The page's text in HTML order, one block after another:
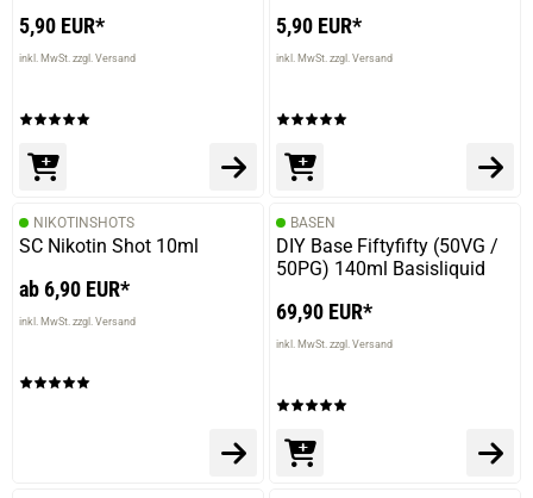
Sehr lecker
18.10.2023 — via
Trustedshops.de
Christian M.
Die Bewertung erfolgte ohne Abgabe eines Kommentars
5,90 EUR*
inkl. MwSt. zzgl. Versand
5,90 EUR*
inkl. MwSt. zzgl. Versand
NIKOTINSHOTS
SC Nikotin Shot 10ml
ab 6,90 EUR*
inkl. MwSt. zzgl. Versand
BASEN
DIY Base Fiftyfifty (50VG /
50PG) 140ml Basisliquid
69,90 EUR*
inkl. MwSt. zzgl. Versand